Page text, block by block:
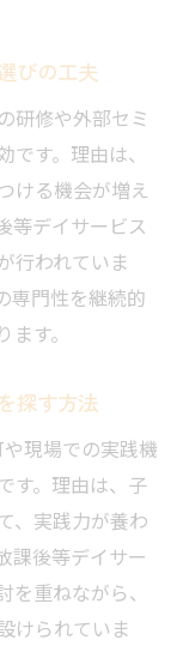
びの工夫
研修や外部セミ
す。理由は、
ける機会が増え
等デイサービス
行われていま
専門性を継続的
す。
探す方法
現場での実践機
す。理由は、子
、実践力が養わ
課後等デイサー
重ねながら、
けられていま